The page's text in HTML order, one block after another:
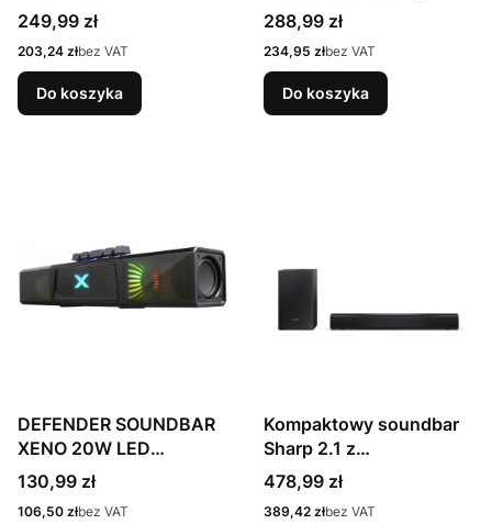
SOUNDBAR CINEMA 4.1
Cena
249,99 zł
Cena
203,24 złbez VAT
Do koszyka
Przewodowy i
Bezprzewodowy 12 W
Cena
288,99 zł
Cena
234,95 złbez VAT
Do koszyka
DEFENDER SOUNDBAR
XENO 20W LED
BLUETOOTH 65129
Cena
130,99 zł
Cena
106,50 złbez VAT
Kompaktowy soundbar
Sharp 2.1 z
bezprzewodowym
subwooferem | Głośnik
Cena
478,99 zł
Cena
389,42 złbez VAT